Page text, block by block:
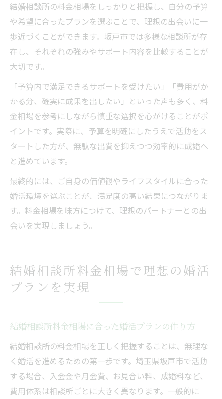
結婚相談所の料金相場をしっかりと把握し、自分の予算
や希望に合ったプランを選ぶことで、理想の出会いに一
歩近づくことができます。坂戸市では多様な相談所が存
在し、それぞれの強みやサポート内容を比較することが
大切です。
「予算内で満足できるサポートを受けたい」「費用がか
かる分、確実に成果を出したい」といった声も多く、料
金相場を参考にしながら慎重な選択を心がけることがポ
イントです。実際に、予算を明確にしたうえで活動をス
タートした方が、無駄な出費を抑えつつ効率的に成婚へ
と進めています。
最終的には、ご自身の価値観やライフスタイルに合った
婚活環境を選ぶことが、満足度の高い結果につながりま
す。料金相場を味方につけて、理想のパートナーとの出
会いを実現しましょう。
結婚相談所料金相場で理想の婚活
プランを実現
結婚相談所料金相場に合った婚活プランの作り方
結婚相談所の料金相場を正しく把握することは、無理な
く婚活を進めるための第一歩です。埼玉県坂戸市で活動
する場合、入会金や月会費、お見合い料、成婚料など、
費用体系は相談所ごとに大きく異なります。一般的に